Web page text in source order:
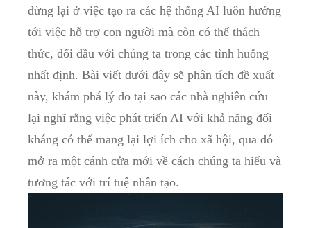
dừng lại ở việc tạo ra‍ các⁢ hệ thống​ AI ‍luôn hướng
tới việc hỗ trợ con người mà còn có thể thách
thức,⁤ đối đầu với chúng ta trong các ‍tình huống
nhất ‌định. Bài viết dưới đây sẽ phân tích đề xuất⁤
này, ​khám phá ⁢lý do tại sao các nhà nghiên cứu
lại⁤ nghĩ⁣ rằng việc phát ​triển AI với khả năng đối
kháng có thể mang lại‌ lợi ích cho ⁣xã hội, qua đó
mở ra một‍ cánh cửa mới về cách chúng ta hiểu và
tương tác với trí tuệ nhân tạo.